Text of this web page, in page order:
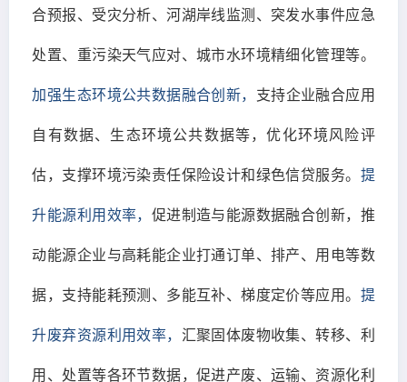
合预报、受灾分析、河湖岸线监测、突发水事件应急
处置、重污染天气应对、城市水环境精细化管理等。
加强生态环境公共数据融合创新， 支持企业融合应用
自有数据、生态环境公共数据等，优化环境风险评
估，支撑环境污染责任保险设计和绿色信贷服务。 提
升能源利用效率， 促进制造与能源数据融合创新，推
动能源企业与高耗能企业打通订单、排产、用电等数
据，支持能耗预测、多能互补、梯度定价等应用。 提
升废弃资源利用效率， 汇聚固体废物收集、转移、利
用、处置等各环节数据，促进产废、运输、资源化利